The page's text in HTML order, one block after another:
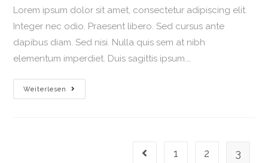
Lorem ipsum dolor sit amet, consectetur adipiscing elit.
Integer nec odio. Praesent libero. Sed cursus ante
dapibus diam. Sed nisi. Nulla quis sem at nibh
elementum imperdiet. Duis sagittis ipsum.…
Weiterlesen
nostra
Gehe zur vorherigen Seite
1 2 3